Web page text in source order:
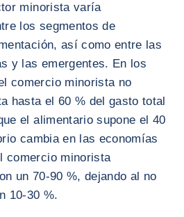
minorista varía
los segmentos de
así como entre las
y las emergentes. En los
comercio minorista no
hasta el 60 % del gasto total
el alimentario supone el 40
cambia en las economías
comercio minorista
un 70-90 %, dejando al no
10-30 %.